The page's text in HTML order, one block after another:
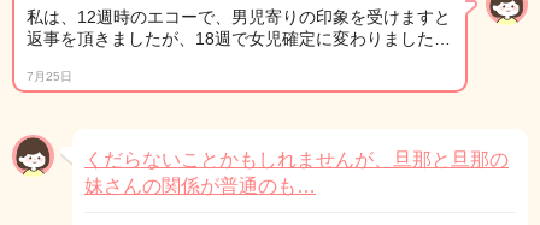
私は、12週時のエコーで、男児寄りの印象を受けますと
返事を頂きましたが、18週で女児確定に変わりました…
7月25日
くだらないことかもしれませんが、旦那と旦那の
妹さんの関係が普通のも…